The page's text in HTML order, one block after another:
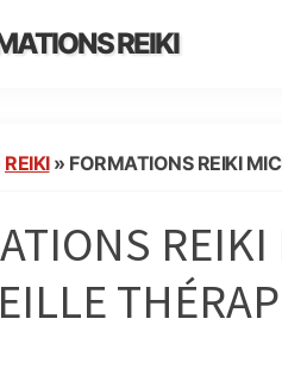
REIKI
REIKI» FORMATIONS REIKI